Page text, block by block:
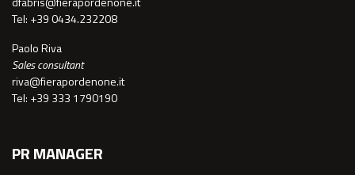
Tel: +39 0434.232208
Paolo Riva
Sales consultant
riva@fierapordenone.it
Tel: +39 333 1790190
PR MANAGER